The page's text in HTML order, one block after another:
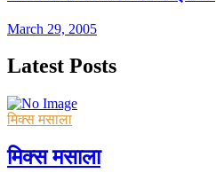
March 29, 2005
Latest Posts
मिक्स मसाला
मिक्स मसाला